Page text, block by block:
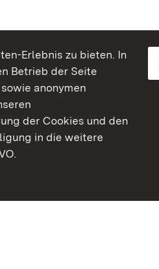
Erlebnis zu bieten. In
Betrieb der Seite
anonymen
der Cookies und den
in die weitere